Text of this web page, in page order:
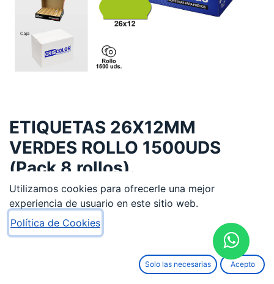
ETIQUETAS 26X12MM
VERDES ROLLO 1500UDS
(Pack 8 rollos).
7,70€
AÑADIR AL CARRITO
Utilizamos cookies para ofrecerle una mejor
experiencia de usuario en este sitio web.
Política de Cookies
Solo las necesarias Acepto